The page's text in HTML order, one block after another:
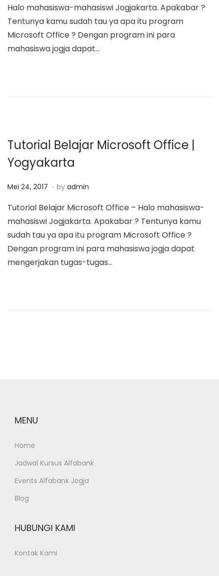
a
t
n
t
t
e
d
o
e
t
1
2
Halo mahasiswa-mahasiswi Jogjakarta. Apakabar ?
Tentunya kamu sudah tau ya apa itu program
Microsoft Office ? Dengan program ini para
mahasiswa jogja dapat…
Tutorial Belajar Microsoft Office |
Yogyakarta
P
s
t
e
d
o
Mei 24, 2017 M
r
e
t
1
2
. by admin
Tutorial Belajar Microsoft Office – Halo mahasiswa-
mahasiswi Jogjakarta. Apakabar ? Tentunya kamu
sudah tau ya apa itu program Microsoft Office ?
Dengan program ini para mahasiswa jogja dapat
mengerjakan tugas-tugas…
MENU
Home
Jadwal Kursus Alfabank
Events Alfabank Jogja
Blog
HUBUNGI KAMI
Kontak Kami